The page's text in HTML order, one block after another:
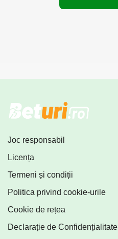
Joc responsabil
Licența
Termeni și condiții
Politica privind cookie-urile
Cookie de rețea
Declarație de Confidențialitate